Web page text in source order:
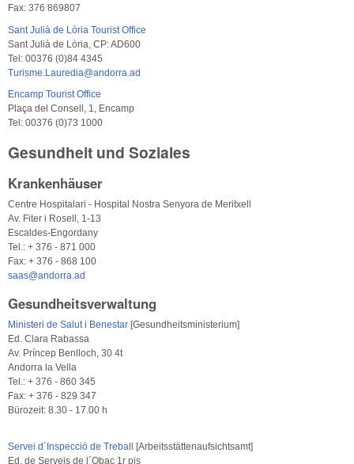
Fax: 376 869807
Sant Julià de Lòria Tourist Office
Sant Julià de Lòria, CP: AD600
Tel: 00376 (0)84 4345
Turisme.Lauredia@andorra.ad
Encamp Tourist Office
Plaça del Consell, 1, Encamp
Tel: 00376 (0)73 1000
Gesundheit und Soziales
Krankenhäuser
Centre Hospitalari - Hospital Nostra Senyora de Meritxell
Av. Fiter i Rosell, 1-13
Escaldes-Engordany
Tel.: + 376 - 871 000
Fax: + 376 - 868 100
saas@andorra.ad
Gesundheitsverwaltung
Ministeri de Salut i Benestar [Gesundheitsministerium]
Ed. Clara Rabassa
Av. Príncep Benlloch, 30 4t
Andorra la Vella
Tel.: + 376 - 860 345
Fax: + 376 - 829 347
Bürozeit: 8.30 - 17.00 h
Servei d´Inspecció de Treball [Arbeitsstättenaufsichtsamt]
Ed. de Serveis de l´Obac 1r pis